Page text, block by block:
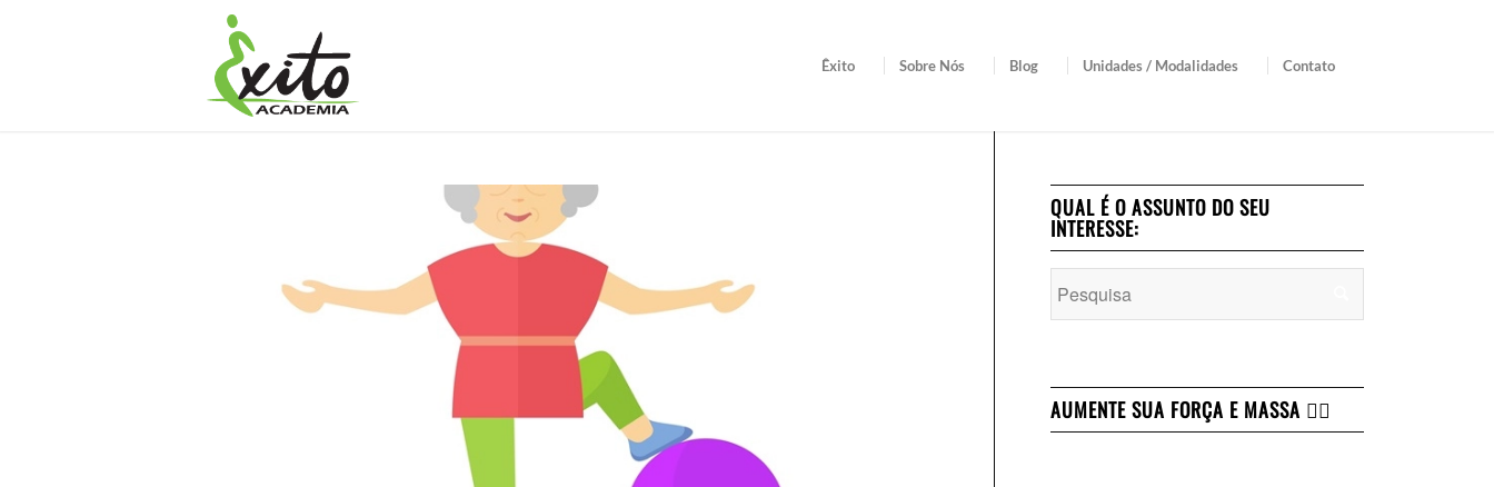
Êxito Sobre Nós Blog Unidades / Modalidades Contato
QUAL É O ASSUNTO DO SEU
INTERESSE:
AUMENTE SUA FORÇA E MASSA 👇🏻